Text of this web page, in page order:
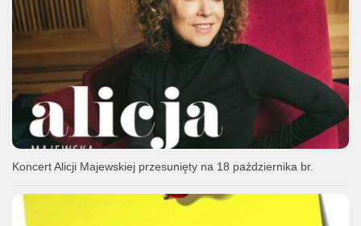
Koncert Alicji Majewskiej przesunięty na 18 października br.